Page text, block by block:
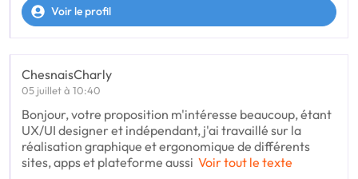
Voir le profil
ChesnaisCharly
05 juillet à 10:40
Bonjour, votre proposition m'intéresse beaucoup, étant
UX/UI designer et indépendant, j'ai travaillé sur la
réalisation graphique et ergonomique de différents
sites, apps et plateforme aussi Voir tout le texte